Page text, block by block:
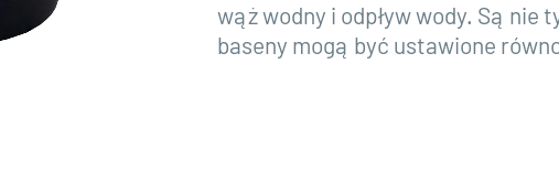
wąż wodny i odpływ wody. Są
baseny mogą być ustawione